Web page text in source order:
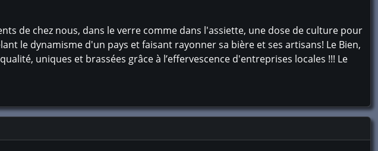
de chez nous, dans le verre comme dans l'assiette, une dose de culture pour
le dynamisme d'un pays et faisant rayonner sa bière et ses artisans! Le Bien,
uniques et brassées grâce à l’effervescence d'entreprises locales !!! Le